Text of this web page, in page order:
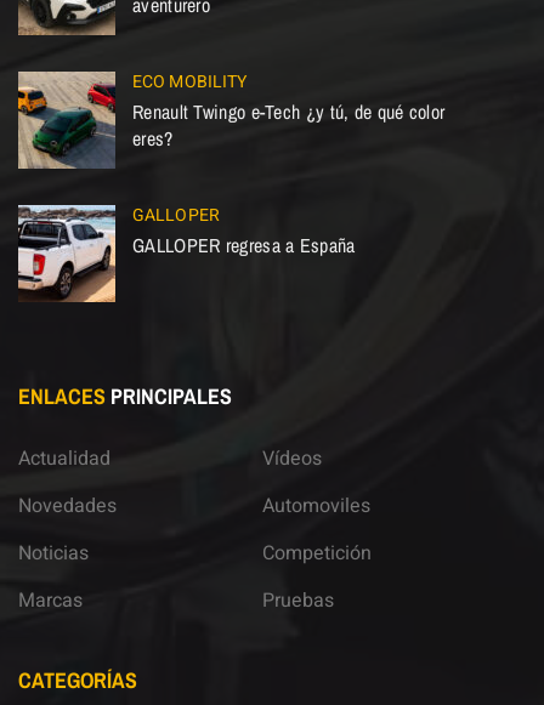
ECO MOBILITY
Renault Twingo e-Tech ¿y tú, de qué color
eres?
GALLOPER
GALLOPER regresa a España
ENLACES PRINCIPALES
Actualidad
Novedades
Noticias
Marcas
Vídeos
Automoviles
Competición
Pruebas
CATEGORÍAS